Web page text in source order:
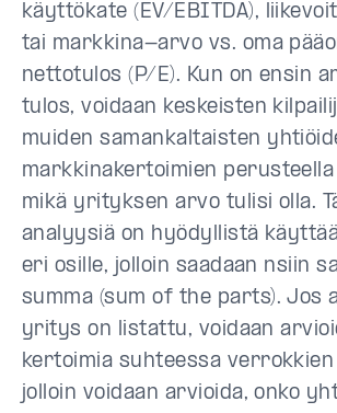
käyttökate (EV/EBITDA),
tai markkina-arvo vs. oma
nettotulos (P/E). Kun on ensin
tulos, voidaan keskeisten
muiden samankaltaisten
markkinakertoimien
mikä yrityksen arvo tulisi olla.
analyysiä on hyödyllistä
eri osille, jolloin saadaan nsiin
summa (sum of the parts). Jos
yritys on listattu, voidaan
kertoimia suhteessa
jolloin voidaan arvioida, onko